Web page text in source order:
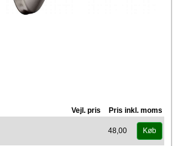
Vejl. pris Pris inkl. moms
48,00 Køb